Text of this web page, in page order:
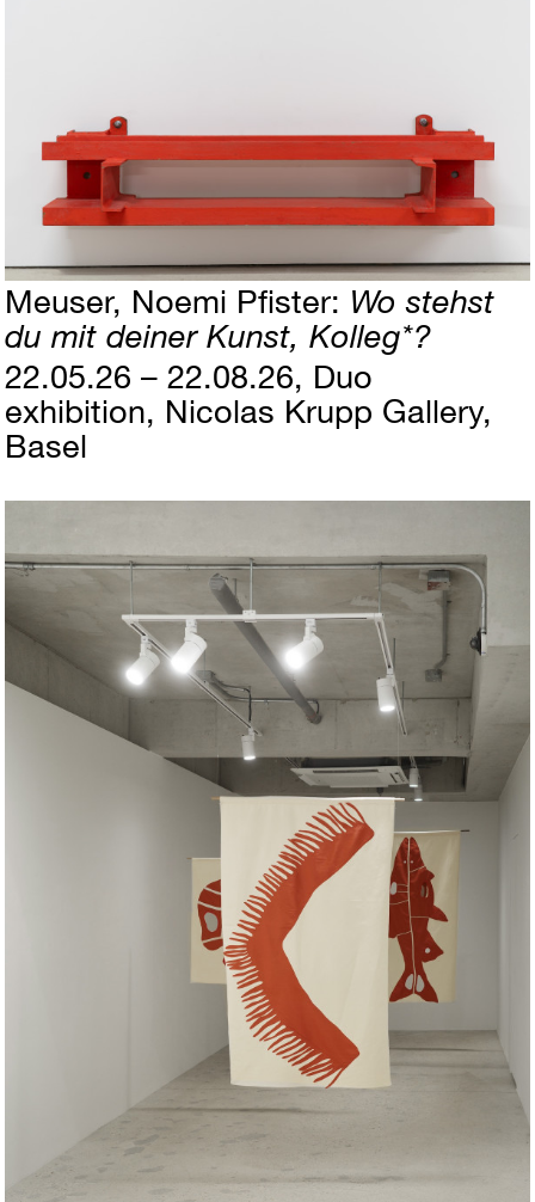
Meuser Noemi Pfister Wo stehst
du mit deiner Kunst, Kolleg*?
22.05.26 – 22.08.26 Duo
exhibition Nicolas Krupp Gallery,
Basel